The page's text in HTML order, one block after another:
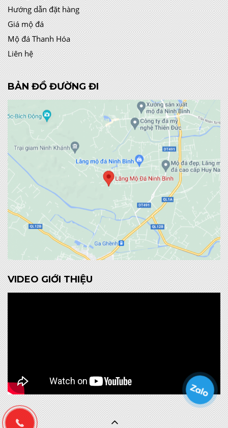
Hướng dẫn đặt hàng
Giá mộ đá
Mộ đá Thanh Hóa
Liên hệ
BẢN ĐỒ ĐƯỜNG ĐI
VIDEO GIỚI THIỆU